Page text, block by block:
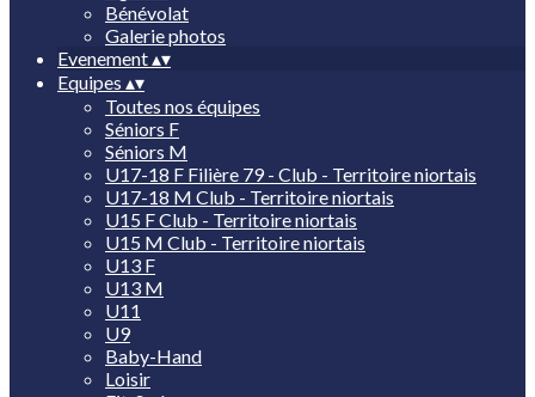
Bénévolat
Galerie photos
Evenement▴▾
Equipes ▴▾
Toutes nos équipes
Séniors F
Séniors M
U17-18 F Filière 79 - Club - Territoire niortais
U17-18 M Club - Territoire niortais
U15 F Club - Territoire niortais
U15 M Club - Territoire niortais
U13 F
U13 M
U11
U9
Baby-Hand
Loisir